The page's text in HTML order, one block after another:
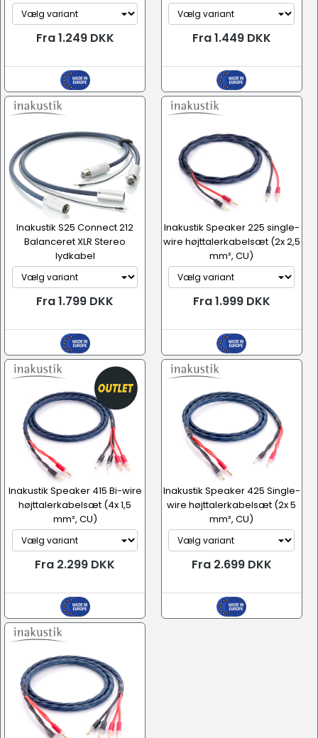
Fra 1.249 DKK Fra 1.449 DKK
Inakustik S25 Connect 212
Balanceret XLR Stereo
lydkabel
Fra 1.799 DKK
Inakustik Speaker 225 single-
wire højttalerkabelsæt (2x 2,5
mm², CU)
Fra 1.999 DKK
Inakustik Speaker 415 Bi-wire
højttalerkabelsæt (4x 1,5
mm², CU)
Fra 2.299 DKK
Inakustik Speaker 425 Single-
wire højttalerkabelsæt (2x 5
mm², CU)
Fra 2.699 DKK